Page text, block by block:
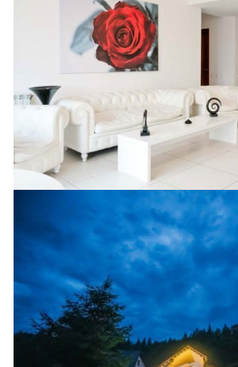
Alex&George
Guesthouse